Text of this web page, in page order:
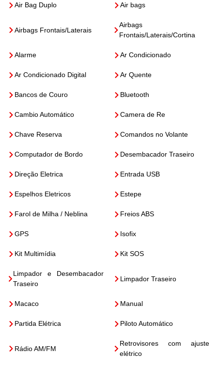
Air Bag Duplo Air bags
Airbags Frontais/Laterais
Airbags
Frontais/Laterais/Cortina
Alarme Ar Condicionado
Ar Condicionado Digital Ar Quente
Bancos de Couro Bluetooth
Cambio Automático Camera de Re
Chave Reserva Comandos no Volante
Computador de Bordo Desembacador Traseiro
Direção Eletrica Entrada USB
Espelhos Eletricos Estepe
Farol de Milha / Neblina Freios ABS
GPS Isofix
Kit Multimídia Kit SOS
Limpador e Desembacador
Traseiro
Limpador Traseiro
Macaco Manual
Partida Elétrica Piloto Automático
Rádio AM/FM
Retrovisores com ajuste
elétrico